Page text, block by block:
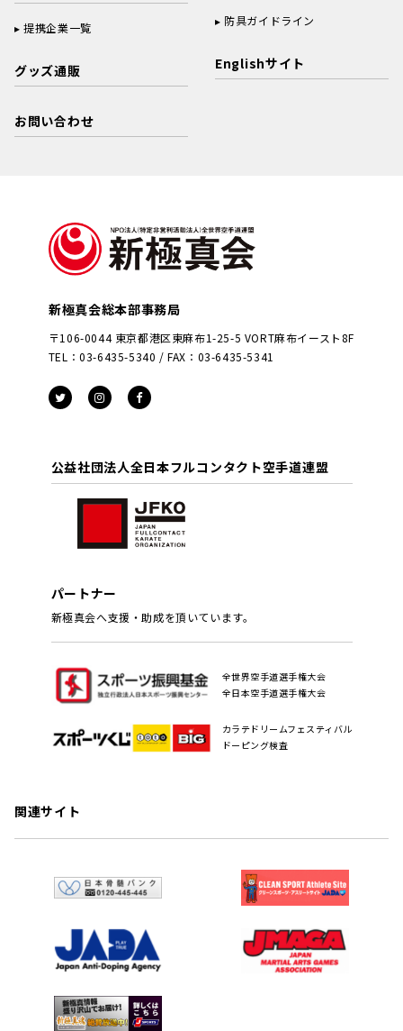
提携企業一覧
グッズ通販
お問い合わせ
防具ガイドライン
Englishサイト
新極真会総本部事務局
〒106-0044 東京都港区東麻布1-25-5 VORT麻布イースト8F
TEL：03-6435-5340 / FAX：03-6435-5341
公益社団法人全日本フルコンタクト空手道連盟
パートナー
新極真会へ支援・助成を頂いています。
全世界空手道選手権大会
全日本空手道選手権大会
カラテドリームフェスティバル
ドーピング検査
関連サイト